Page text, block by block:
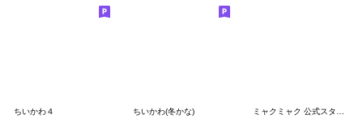
ちいかわ４ ちいかわ(冬かな)